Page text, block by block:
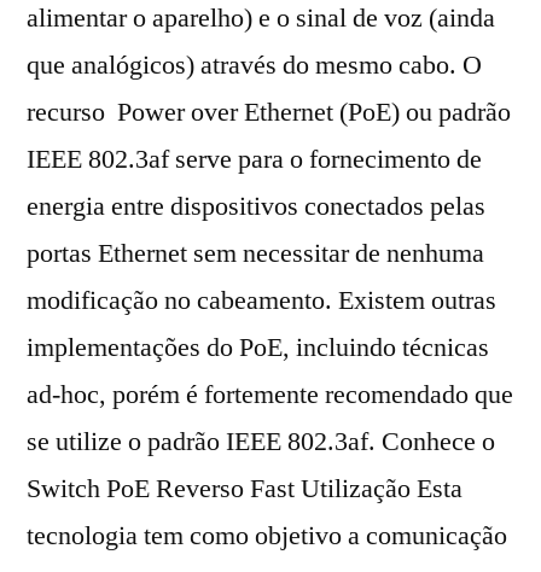
alimentar o aparelho) e o sinal de voz (ainda
que analógicos) através do mesmo cabo. O
recurso Power over Ethernet (PoE) ou padrão
IEEE 802.3af serve para o fornecimento de
energia entre dispositivos conectados pelas
portas Ethernet sem necessitar de nenhuma
modificação no cabeamento. Existem outras
implementações do PoE, incluindo técnicas
ad-hoc, porém é fortemente recomendado que
se utilize o padrão IEEE 802.3af. Conhece o
Switch PoE Reverso Fast Utilização Esta
tecnologia tem como objetivo a comunicação